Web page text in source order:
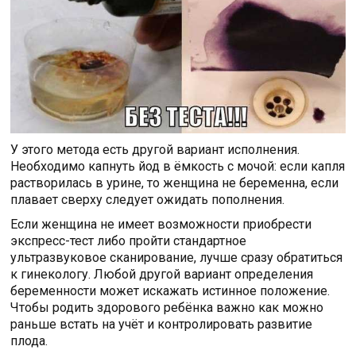
У этого метода есть другой вариант исполнения.
Необходимо капнуть йод в ёмкость с мочой: если капля
растворилась в урине, то женщина не беременна, если
плавает сверху следует ожидать пополнения.
Если женщина не имеет возможности приобрести
экспресс-тест либо пройти стандартное
ультразвуковое сканирование, лучше сразу обратиться
к гинекологу. Любой другой вариант определения
беременности может искажать истинное положение.
Чтобы родить здорового ребёнка важно как можно
раньше встать на учёт и контролировать развитие
плода.